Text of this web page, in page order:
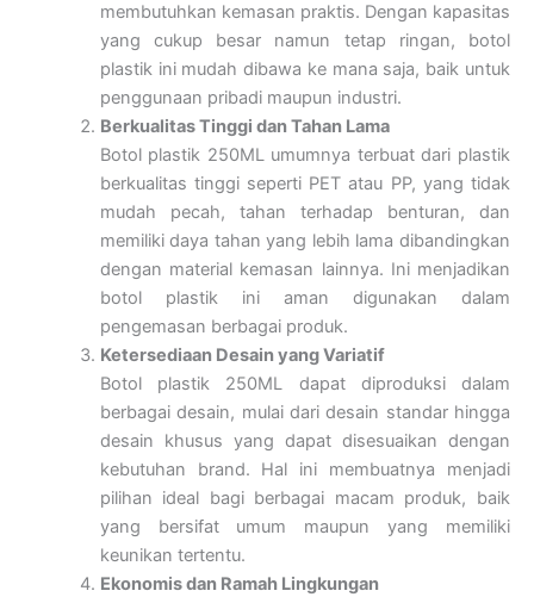
membutuhkan kemasan praktis. Dengan kapasitas
yang cukup besar namun tetap ringan, botol
plastik ini mudah dibawa ke mana saja, baik untuk
penggunaan pribadi maupun industri.
Berkualitas Tinggi dan Tahan Lama
Botol plastik 250ML umumnya terbuat dari plastik
berkualitas tinggi seperti PET atau PP, yang tidak
mudah pecah, tahan terhadap benturan, dan
memiliki daya tahan yang lebih lama dibandingkan
dengan material kemasan lainnya. Ini menjadikan
botol plastik ini aman digunakan dalam
pengemasan berbagai produk.
Ketersediaan Desain yang Variatif
Botol plastik 250ML dapat diproduksi dalam
berbagai desain, mulai dari desain standar hingga
desain khusus yang dapat disesuaikan dengan
kebutuhan brand. Hal ini membuatnya menjadi
pilihan ideal bagi berbagai macam produk, baik
yang bersifat umum maupun yang memiliki
keunikan tertentu.
Ekonomis dan Ramah Lingkungan